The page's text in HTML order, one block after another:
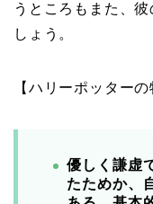
うところもまた、
しょう。
【ハリーポッターの
優しく謙虚
たためか、